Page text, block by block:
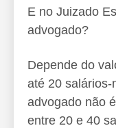
E no Juizado
advogado?
Depende do
até 20
advogado não
entre 20 e 40